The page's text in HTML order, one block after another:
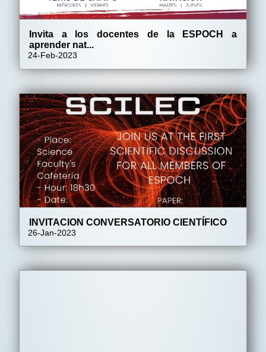
Invita a los docentes de la ESPOCH a
aprender nat...
24-Feb-2023
INVITACION CONVERSATORIO CIENTÍFICO
26-Jan-2023